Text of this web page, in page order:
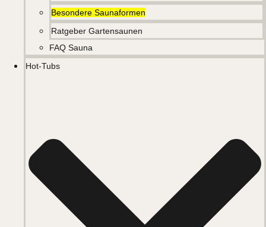
Besondere Saunaformen
Ratgeber Gartensaunen
FAQ Sauna
Hot-Tubs